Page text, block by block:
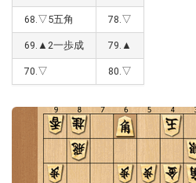
68.▽5五角 78.▽
69.▲2一歩成 79.▲
70.▽ 80.▽